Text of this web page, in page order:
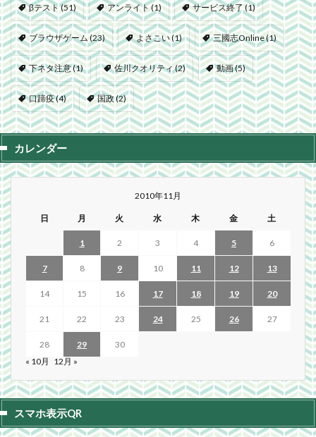
βテスト(51) アンライト(1) サービス終了(1)
ブラウザゲーム(23) よさこい(1) 三國志Online(1)
下ネタ注意(1) 佐川クオリティ(2) 動画(5)
口蹄疫(4) 国政(2)
カレンダー
2010年11月
日 月 火 水 木 金 土
1 2 3 4 5 6
7 8 9 10 11 12 13
14 15 16 17 18 19 20
21 22 23 24 25 26 27
28 29
30
« 10月 12月 »
スマホ表示QR